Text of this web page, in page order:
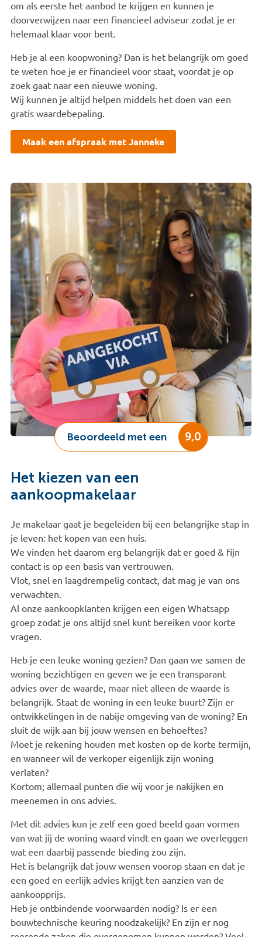
om als eerste het aanbod te krijgen en kunnen je
doorverwijzen naar een financieel adviseur zodat je er
helemaal klaar voor bent.
Heb je al een koopwoning? Dan is het belangrijk om goed
te weten hoe je er financieel voor staat, voordat je op
zoek gaat naar een nieuwe woning.
Wij kunnen je altijd helpen middels het doen van een
gratis waardebepaling.
Maak een afspraak met Janneke
Beoordeeld met een 9,0
Het kiezen van een
aankoopmakelaar
Je makelaar gaat je begeleiden bij een belangrijke stap in
je leven: het kopen van een huis.
We vinden het daarom erg belangrijk dat er goed & fijn
contact is op een basis van vertrouwen.
Vlot, snel en laagdrempelig contact, dat mag je van ons
verwachten.
Al onze aankoopklanten krijgen een eigen Whatsapp
groep zodat je ons altijd snel kunt bereiken voor korte
vragen.
Heb je een leuke woning gezien? Dan gaan we samen de
woning bezichtigen en geven we je een transparant
advies over de waarde, maar niet alleen de waarde is
belangrijk. Staat de woning in een leuke buurt? Zijn er
ontwikkelingen in de nabije omgeving van de woning? En
sluit de wijk aan bij jouw wensen en behoeftes?
Moet je rekening houden met kosten op de korte termijn,
en wanneer wil de verkoper eigenlijk zijn woning
verlaten?
Kortom; allemaal punten die wij voor je nakijken en
meenemen in ons advies.
Met dit advies kun je zelf een goed beeld gaan vormen
van wat jij de woning waard vindt en gaan we overleggen
wat een daarbij passende bieding zou zijn.
Het is belangrijk dat jouw wensen voorop staan en dat je
een goed en eerlijk advies krijgt ten aanzien van de
aankoopprijs.
Heb je ontbindende voorwaarden nodig? Is er een
bouwtechnische keuring noodzakelijk? En zijn er nog